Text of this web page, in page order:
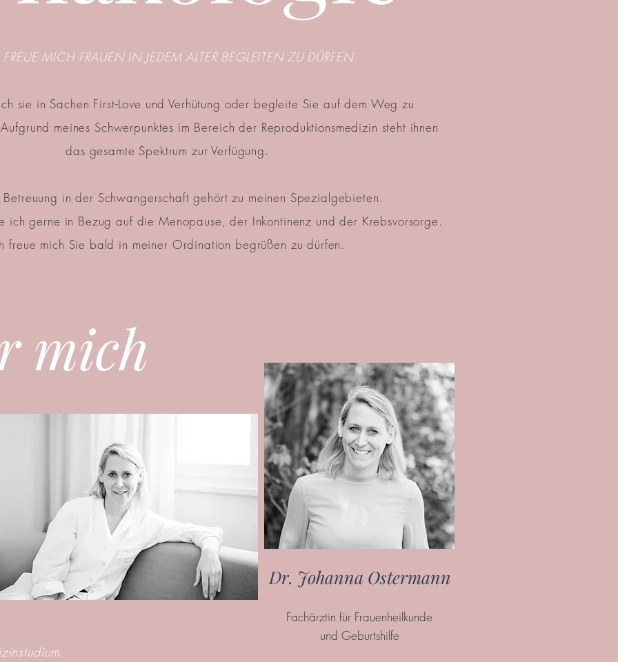
MICH FRAUEN IN JEDEM ALTER BEGLEITEN ZU DÜRFEN.
sie in Sachen First-Love und Verhütung oder begleite Sie auf dem Weg zu
meines Schwerpunktes im Bereich der Reproduktionsmedizin steht ihnen
das gesamte Spektrum zur Verfügung.
in der Schwangerschaft gehört zu meinen Spezialgebieten.
ich gerne in Bezug auf die Menopause, der Inkontinenz und der Krebsvorsorge.
freue mich Sie bald in meiner Ordination begrüßen zu dürfen.
mich
Fachärztin für Frauenheilkunde
und Geburtshilfe
Dr. Johanna Ostermann